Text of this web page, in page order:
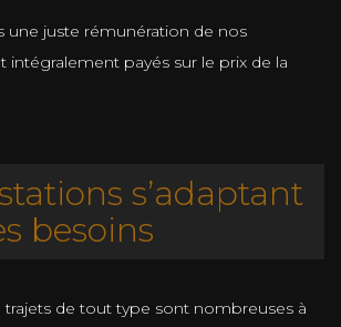
une juste rémunération de nos
intégralement payés sur le prix de la
s’adaptant
besoins
trajets de tout type sont nombreuses à